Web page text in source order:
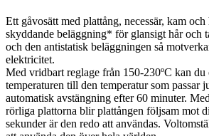
Ett gåvosätt med plattång, necessär, kam
skyddande beläggning* för glansigt hår och
och den antistatisk beläggningen så
elektricitet.
Med vridbart reglage från 150-230ºC kan du
temperaturen till den temperatur som passar
automatisk avstängning efter 60 minuter.
rörliga plattorna blir plattången följsam mot
sekunder är den redo att användas.